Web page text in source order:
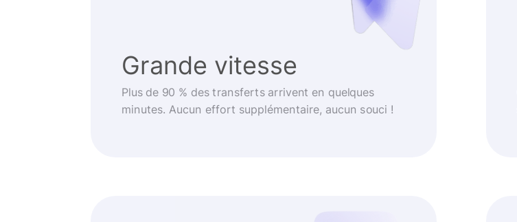
Grande vitesse
Plus de 90 % des transferts arrivent en quelques
minutes. Aucun effort supplémentaire, aucun souci !